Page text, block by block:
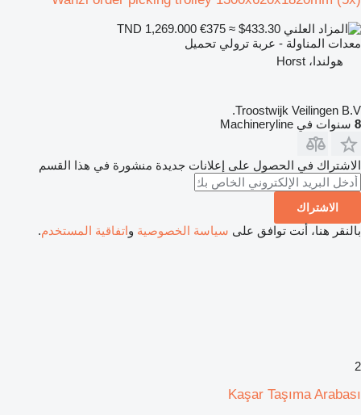
€375 ≈ $433.30
معدات المناولة - عربة ترولي تحميل
هولندا، Horst
Troostwijk Veilingen B.V.
8 سنوات في Machineryline
الاشتراك في الحصول على إعلانات جديدة منشورة في هذا القسم
الاشتراك
بالنقر هنا، أنت توافق على سياسة الخصوصية واتفاقية المستخدم.
2
Kaşar Taşıma Arabası